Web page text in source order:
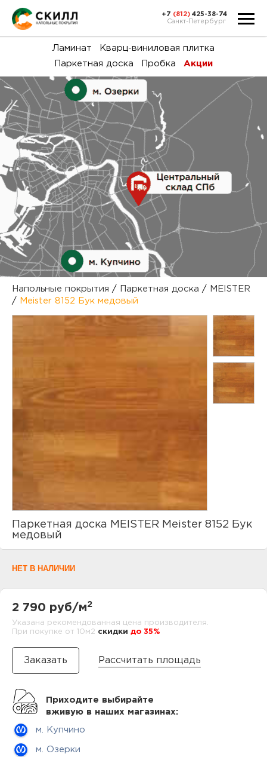
и
+7 (812) 425-38-74
Санкт-Петербург
Ламинат
Кварц-виниловая плитка
Паркетная доска
Пробка Акции
Напольные покрытия / Паркетная доска /
MEISTER
/
Meister 8152 Бук медовый
Паркетная доска MEISTER Meister 8152 Бук
медовый
НЕТ В НАЛИЧИИ
2 790 руб/м2
Указана рекомендованная цена производителя.
При покупке от 10м2 cкидки до 35%
Рассчитать площадь
Приходите выбирайте
вживую в наших магазинах:
м. Купчино
м. Озерки